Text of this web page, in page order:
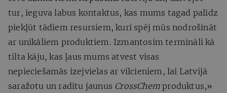
tur, ieguva labus kontaktus, kas mums tagad palīdz
piekļūt tādiem resursiem, kuri spēj mūs nodrošināt
ar unikāliem produktiem. Izmantosim termināli kā
tilta kāju, kas ļaus mums atvest visas
nepieciešamās izejvielas ar vilcieniem, lai Latvijā
saražotu un radītu jaunus CrossChem produktus,»